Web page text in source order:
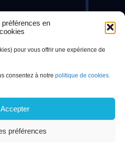
en
pour vous offrir une expérience de
consentez à notre politique de cookies.
Accepter
préférences